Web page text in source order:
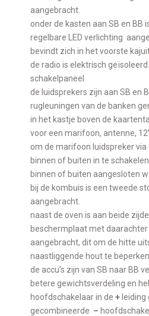
aangebracht.
onder de kasten aan SB en BB
regelbare LED verlichting
bevindt zich in het voorste
de radio is elektrisch
schakelpaneel
de luidsprekers zijn aan SB en
rugleuningen van de banken
in het kastje boven de
voor een marifoon, antenne,
om de marifoon luidspreker
binnen of buiten in te
binnen of buiten aangesloten
bij de kombuis is een tweede
aangebracht.
naast de oven is aan beide
beschermplaat met
aangebracht, dit om de hitte
naastliggende hout te beperken.
de accu’s zijn van SB naar BB
betere gewichtsverdeling en
hoofdschakelaar in de+ leiding
gecombineerde –